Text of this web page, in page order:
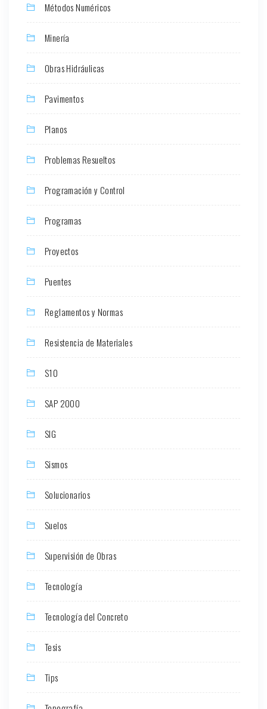
Métodos Numéricos
Minería
Obras Hidráulicas
Pavimentos
Planos
Problemas Resueltos
Programación y Control
Programas
Proyectos
Puentes
Reglamentos y Normas
Resistencia de Materiales
S10
SAP 2000
SIG
Sismos
Solucionarios
Suelos
Supervisión de Obras
Tecnología
Tecnología del Concreto
Tesis
Tips